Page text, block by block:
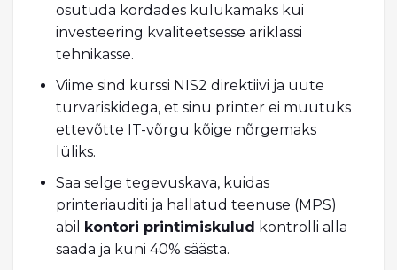
osutuda kordades kulukamaks kui
investeering kvaliteetsesse äriklassi
tehnikasse.
Viime sind kurssi NIS2 direktiivi ja uute
turvariskidega, et sinu printer ei muutuks
ettevõtte IT-võrgu kõige nõrgemaks
lüliks.
Saa selge tegevuskava, kuidas
printeriauditi ja hallatud teenuse (MPS)
abil kontori printimiskulud kontrolli alla
saada ja kuni 40% säästa.